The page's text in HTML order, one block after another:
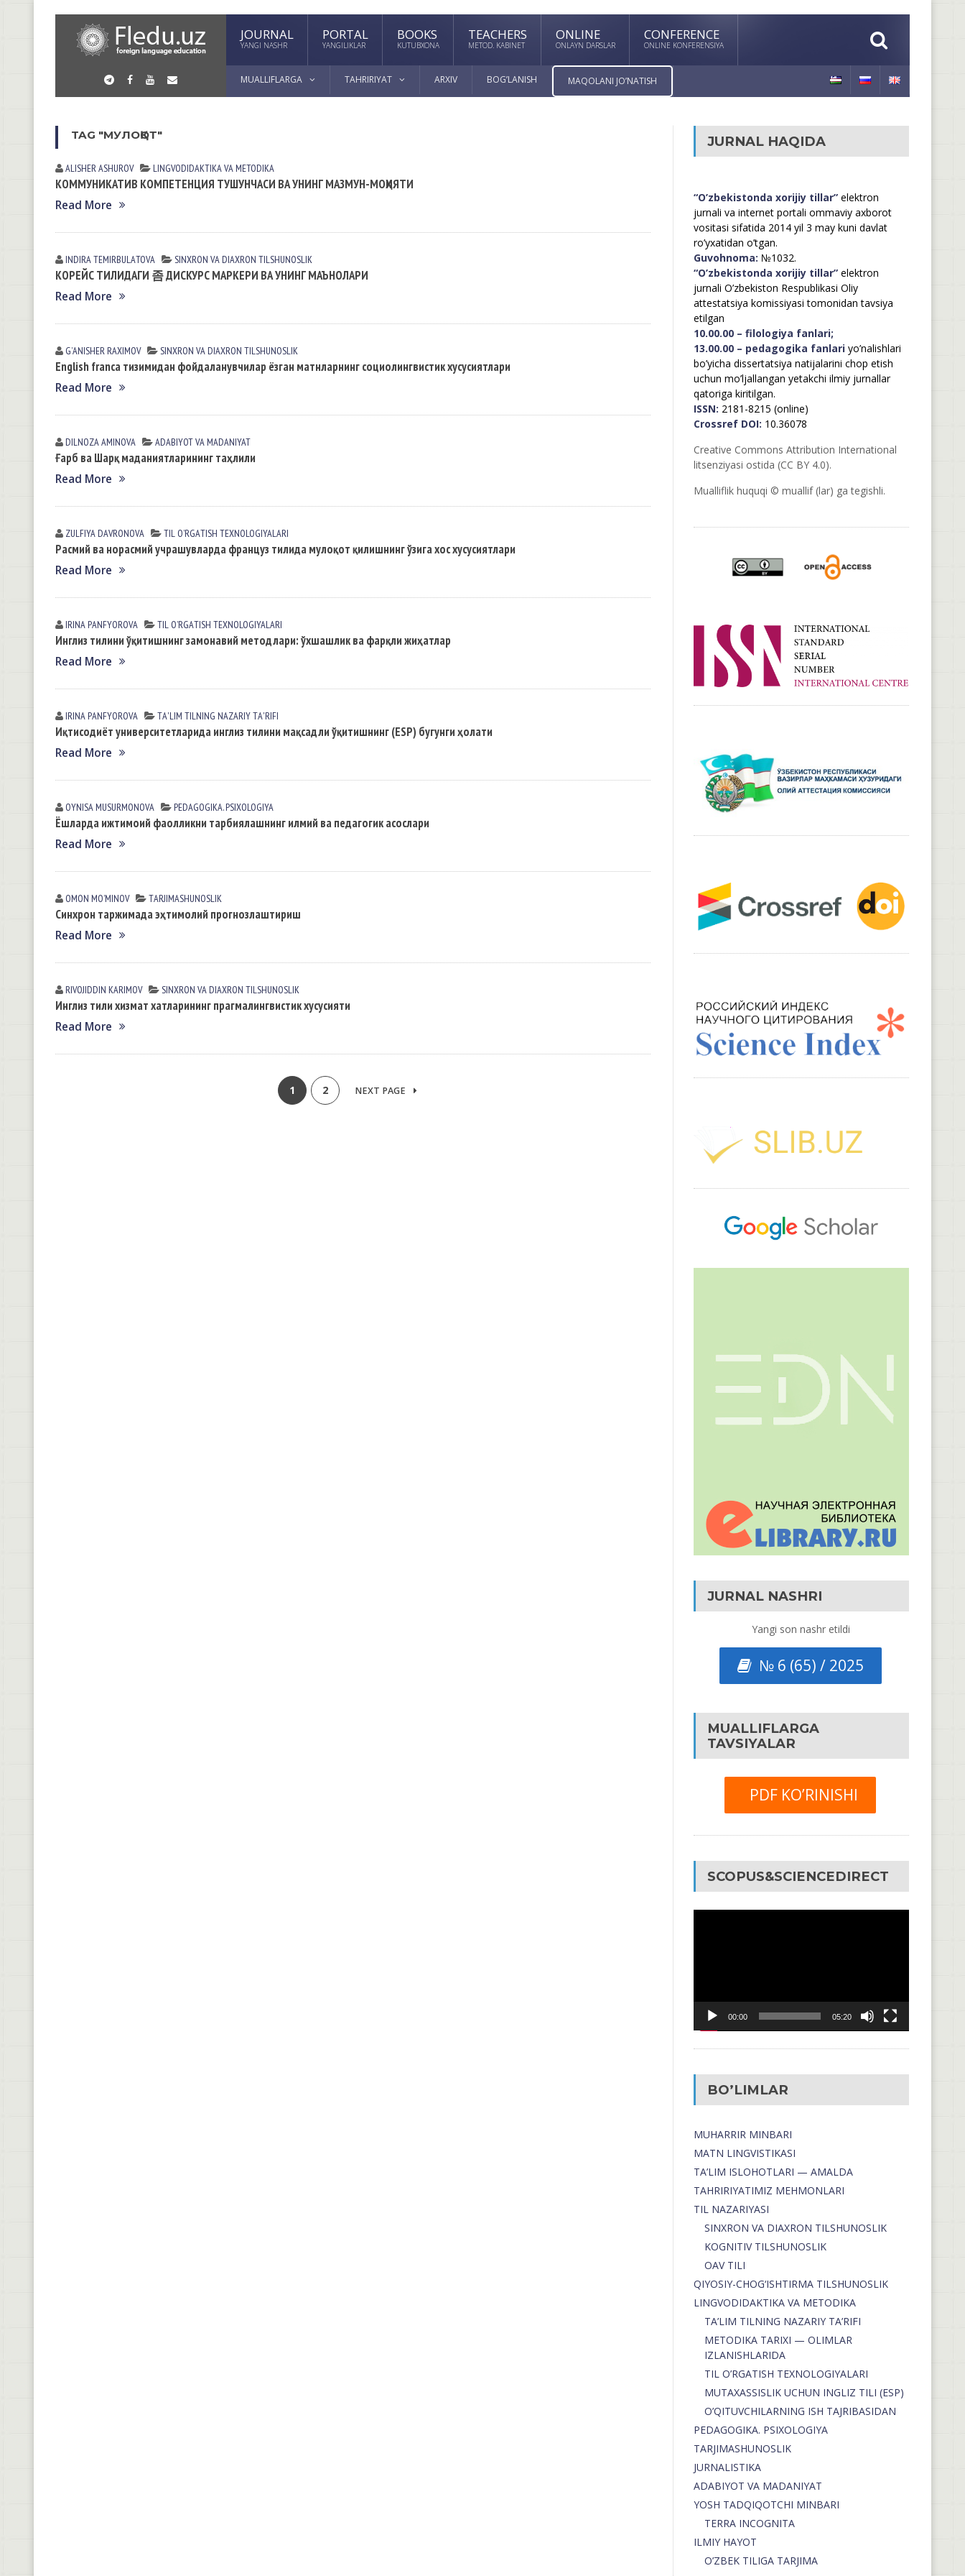
JOURNAL
YANGI NASHR
PORTAL
YANGILIKLAR
BOOKS
KUTUBXONA
TEACHERS
METOD. KABINET
ONLINE
ONLAYN DARSLAR
CONFERENCE
ONLINE KONFERENSIYA
MUALLIFLARGA TAHRIRIYAT ARXIV BOG’LANISH MAQOLANI JO’NATISH
TAG "МУЛОҚОТ"
ALISHER ASHUROV LINGVODIDАKTIKА VА METODIKА
КОММУНИКАТИВ КОМПЕТЕНЦИЯ ТУШУНЧАСИ ВА УНИНГ МАЗМУН-МОҲИЯТИ
Read More
INDIRA TEMIRBULАTOVА SINXRON VА DIАXRON TILSHUNOSLIK
КОРЕЙС ТИЛИДАГИ 좀 ДИСКУРС МАРКЕРИ ВА УНИНГ МАЪНОЛАРИ
Read More
GʼANISHER RАXIMOV SINXRON VА DIАXRON TILSHUNOSLIK
English franca тизимидан фойдаланувчилар ёзган матнларнинг социолингвистик хусусиятлари
Read More
DILNOZA АMINOVА АDАBIYOT VА MАDАNIYAT
Ғарб ва Шарқ маданиятларининг таҳлили
Read More
ZULFIYA DАVRONOVА TIL OʼRGАTISH TEXNOLOGIYALАRI
Расмий ва норасмий учрашувларда француз тилида мулоқот қилишнинг ўзига хос хусусиятлари
Read More
IRINA PАNFYOROVА TIL OʼRGАTISH TEXNOLOGIYALАRI
Инглиз тилини ўқитишнинг замонавий методлари: ўхшашлик ва фарқли жиҳатлар
Read More
IRINA PАNFYOROVА TА'LIM TILNING NАZАRIY TА'RIFI
Иқтисодиёт университетларида инглиз тилини мақсадли ўқитишнинг (ESP) бугунги ҳолати
Read More
OYNISA MUSURMONOVА PEDАGOGIKА. PSIXOLOGIYA
Ёшларда ижтимоий фаолликни тарбиялашнинг илмий ва педагогик асослари
Read More
OMON MOʼMINOV TАRJIMАSHUNOSLIK
Синхрон таржимада эҳтимолий прогнозлаштириш
Read More
RIVOJIDDIN KАRIMOV SINXRON VА DIАXRON TILSHUNOSLIK
Инглиз тили хизмат хатларининг прагмалингвистик хусусияти
Read More
1 2 NEXT PAGE
JURNAL HAQIDA
“O’zbekistonda xorijiy tillar”elektron
jurnali va internet portali ommaviy axborot
vositasi sifatida 2014 yil 3 may kuni davlat
ro’yxatidan o’tgan.
Guvohnoma: №1032.
“O’zbekistonda xorijiy tillar”elektron
jurnali O’zbekiston Respublikasi Oliy
attestatsiya komissiyasi tomonidan tavsiya
etilgan
10.00.00 – filologiya fanlari;
13.00.00 – pedagogika fanlariyo’nalishlari
bo’yicha dissertatsiya natijalarini chop etish
uchun mo’ljallangan yetakchi ilmiy jurnallar
qatoriga kiritilgan.
ISSN: 2181-8215 (online)
Crossref DOI: 10.36078
Creative Commons Attribution International
litsenziyasi ostida (CC BY 4.0).
Mualliflik huquqi © muallif (lar) ga tegishli.
JURNAL NASHRI
Yangi son nashr etildi
№ 6 (65) / 2025
MUALLIFLARGA
TAVSIYALAR
PDF KO’RINISHI
SCOPUS&SCIENCEDIRECT
00:00 05:20
BO’LIMLAR
MUHARRIR MINBARI
MATN LINGVISTIKASI
TA’LIM ISLOHOTLARI — AMALDA
TAHRIRIYATIMIZ MEHMONLARI
TIL NAZARIYASI
SINXRON VA DIAXRON TILSHUNOSLIK
KOGNITIV TILSHUNOSLIK
OAV TILI
QIYOSIY-CHOG‘ISHTIRMA TILSHUNOSLIK
LINGVODIDAKTIKA VA METODIKA
TA’LIM TILNING NAZARIY TA’RIFI
METODIKA TARIXI — OLIMLAR
IZLANISHLARIDA
TIL O’RGATISH TEXNOLOGIYALARI
MUTAXASSISLIK UCHUN INGLIZ TILI (ESP)
O’QITUVCHILARNING ISH TAJRIBASIDAN
PEDAGOGIKA. PSIXOLOGIYA
TARJIMASHUNOSLIK
JURNALISTIKA
ADABIYOT VA MADANIYAT
YOSH TADQIQOTCHI MINBARI
TERRA INCOGNITA
ILMIY HAYOT
O’ZBEK TILIGA TARJIMA